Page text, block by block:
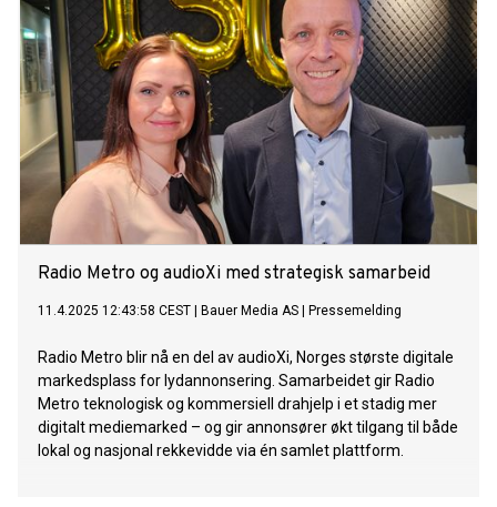
Radio Metro og audioXi med strategisk samarbeid
11.4.2025 12:43:58 CEST Bauer Media AS Pressemelding
Radio Metro blir nå en del av audioXi, Norges største digitale
markedsplass for lydannonsering. Samarbeidet gir Radio
Metro teknologisk og kommersiell drahjelp i et stadig mer
digitalt mediemarked – og gir annonsører økt tilgang til både
lokal og nasjonal rekkevidde via én samlet plattform.